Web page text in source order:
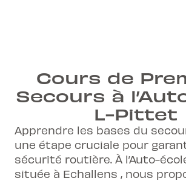
Français avec support en
possibilité d'avoir un
Attestation délivrée au
Coursdoit être suivi
payé pour obtenir
Cours de
Secours à
L-Pittet
Apprendre les bases du
une étape cruciale pour
sécurité routière. À l’Auto-
située à Echallens , nous